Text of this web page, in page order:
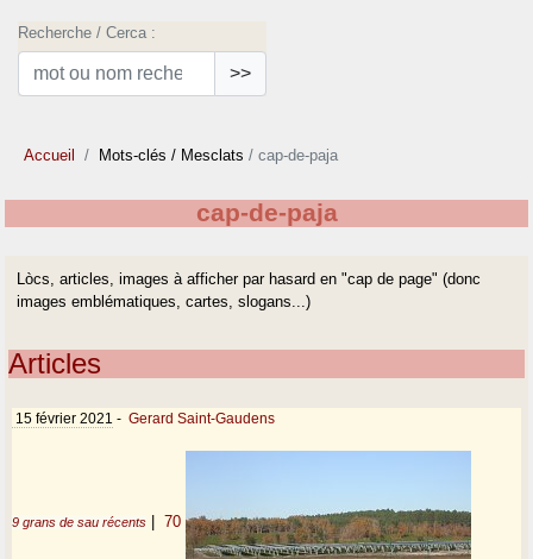
Recherche / Cerca :
>>
Accueil Mots-clés / Mesclats / cap-de-paja
cap-de-paja
Lòcs, articles, images à afficher par hasard en "cap de page" (donc
images emblématiques, cartes, slogans...)
Articles
15 février 2021 - Gerard Saint-Gaudens
9 grans de sau récents 70